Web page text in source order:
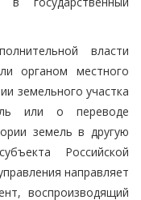
власти
органом местного
земельного участка
или о переводе
земель в другую
Российской
направляет
воспроизводящий